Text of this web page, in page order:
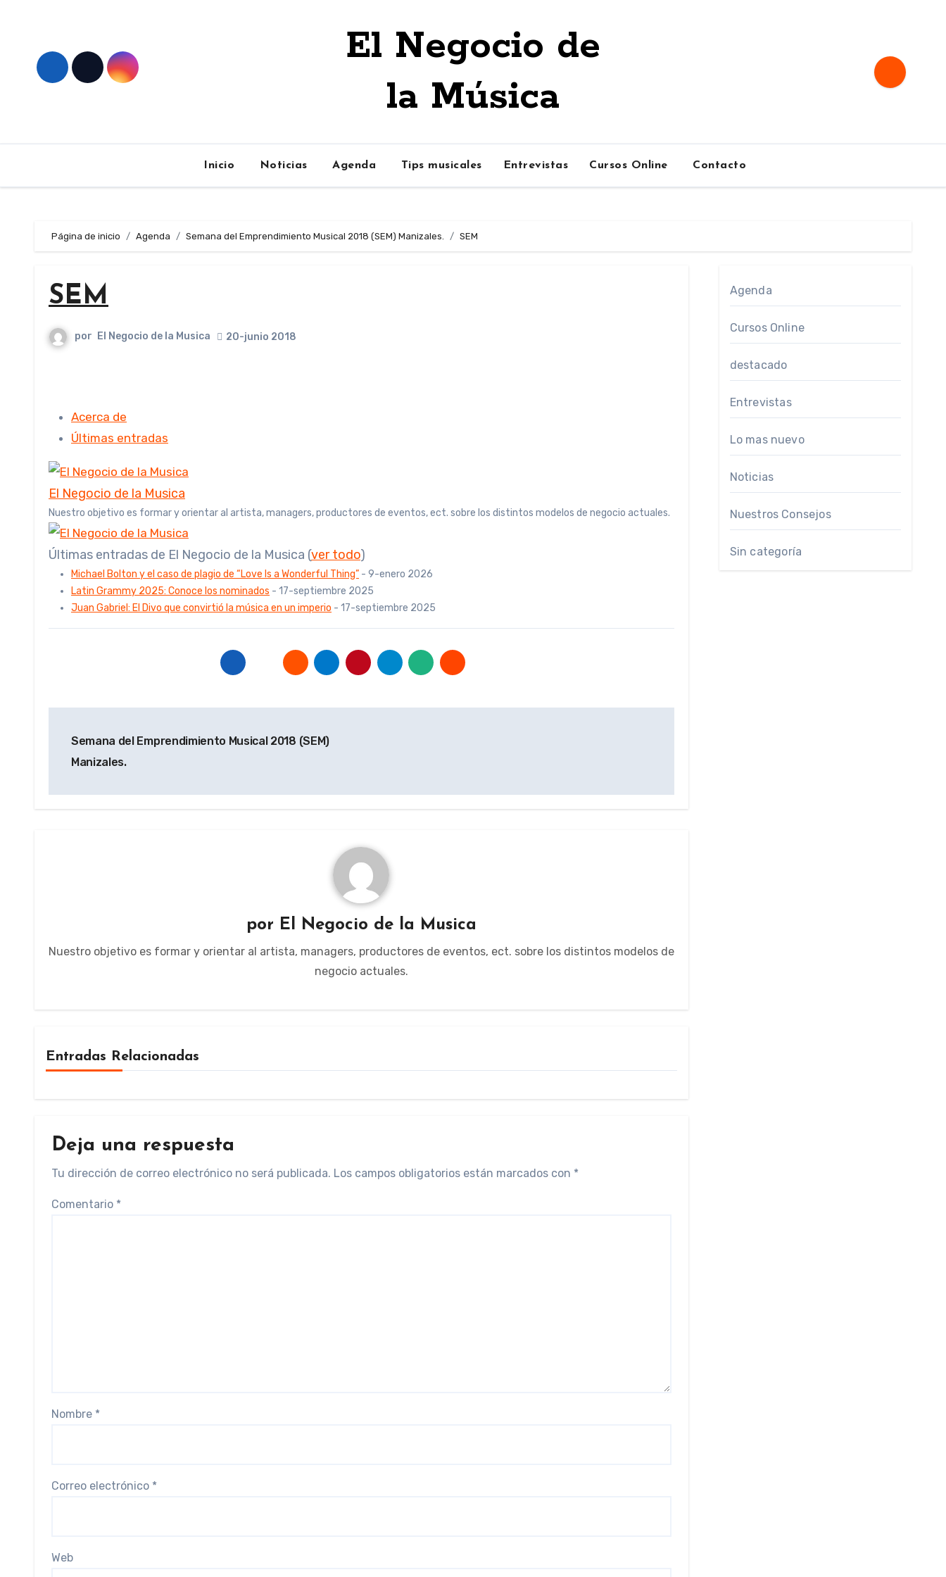
El Negocio de
la Música
Inicio Noticias Agenda Tips musicales Entrevistas Cursos Online Contacto
Página de inicio Agenda Semana del Emprendimiento Musical 2018 (SEM) Manizales. SEM
SEM
por El Negocio de la Musica 20-junio 2018
Acerca de
Últimas entradas
El Negocio de la Musica
Nuestro objetivo es formar y orientar al artista, managers, productores de eventos, ect. sobre los distintos modelos de negocio actuales.
Últimas entradas de El Negocio de la Musica (ver todo)
Michael Bolton y el caso de plagio de “Love Is a Wonderful Thing” - 9-enero 2026
Latin Grammy 2025: Conoce los nominados - 17-septiembre 2025
Juan Gabriel: El Divo que convirtió la música en un imperio - 17-septiembre 2025
deSemana del Emprendimiento Musical 2018 (SEM)
Manizales.
por El Negocio de la Musica
Nuestro objetivo es formar y orientar al artista, managers, productores de eventos, ect. sobre los distintos modelos de
negocio actuales.
Entradas Relacionadas
Deja una respuesta
Tu dirección de correo electrónico no será publicada. Los campos obligatorios están marcados con *
Comentario *
Nombre *
Correo electrónico *
Web
Agenda
Cursos Online
destacado
Entrevistas
Lo mas nuevo
Noticias
Nuestros Consejos
Sin categoría